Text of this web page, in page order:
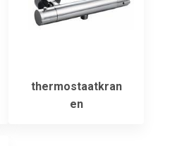
thermostaatkran
en